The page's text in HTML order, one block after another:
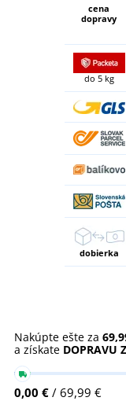
cena
dopravy
do 5 kg
dobierka
Nakúpte ešte za
a získate DOPRAVU
0,00 € / 69,99 €